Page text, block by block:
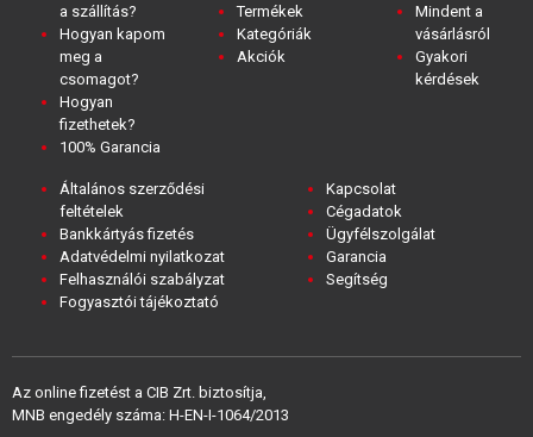
a szállítás?
Hogyan kapom
meg a
csomagot?
Hogyan
fizethetek?
100% Garancia
Termékek
Kategóriák
Akciók
Mindent a
vásárlásról
Gyakori
kérdések
Általános szerződési
feltételek
Bankkártyás fizetés
Adatvédelmi nyilatkozat
Felhasználói szabályzat
Fogyasztói tájékoztató
Kapcsolat
Cégadatok
Ügyfélszolgálat
Garancia
Segítség
Az online fizetést a CIB Zrt. biztosítja,
MNB engedély száma: H-EN-I-1064/2013